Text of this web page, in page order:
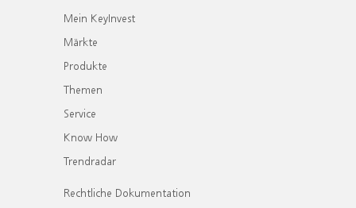
Mein KeyInvest
Märkte
Produkte
Themen
Service
Know How
Trendradar
Rechtliche Dokumentation